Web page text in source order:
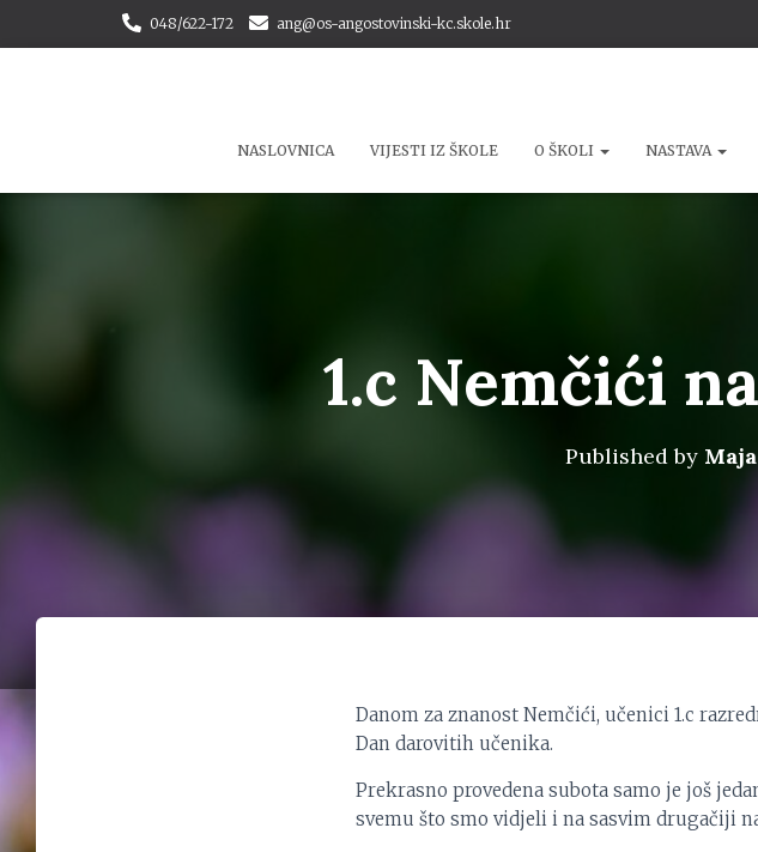
048/622-172 ang@os-angostovinski-kc.skole.hr
NASLOVNICA VIJESTI IZ ŠKOLE O ŠKOLI NASTAVA
1.c Nemčići
Published by
Danom za znanost Nemčići, učenici 1.c
Dan darovitih učenika.
Prekrasno provedena subota samo je još
svemu što smo vidjeli i na sasvim drugačiji